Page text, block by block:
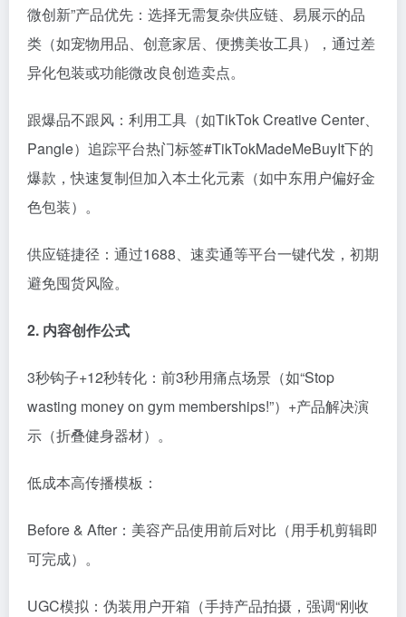
微创新”产品优先：选择无需复杂供应链、易展示的品
类（如宠物用品、创意家居、便携美妆工具），通过差
异化包装或功能微改良创造卖点。
跟爆品不跟风：利用工具（如TikTok Creative Center、
Pangle）追踪平台热门标签#TikTokMadeMeBuyIt下的
爆款，快速复制但加入本土化元素（如中东用户偏好金
色包装）。
供应链捷径：通过1688、速卖通等平台一键代发，初期
避免囤货风险。
2. 内容创作公式
3秒钩子+12秒转化：前3秒用痛点场景（如“Stop
wasting money on gym memberships!”）+产品解决演
示（折叠健身器材）。
低成本高传播模板：
Before & After：美容产品使用前后对比（用手机剪辑即
可完成）。
UGC模拟：伪装用户开箱（手持产品拍摄，强调“刚收